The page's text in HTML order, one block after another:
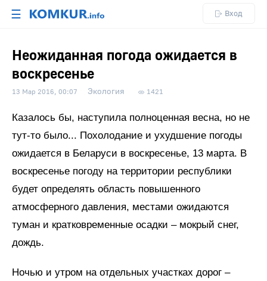
☰ Вход
Неожиданная погода ожидается в
воскресенье
13 Мар 2016, 00:07 Экология 1421
Казалось бы, наступила полноценная весна, но не
тут-то было... Похолодание и ухудшение погоды
ожидается в Беларуси в воскресенье, 13 марта. В
воскресенье погоду на территории республики
будет определять область повышенного
атмосферного давления, местами ожидаются
туман и кратковременные осадки – мокрый снег,
дождь.
Ночью и утром на отдельных участках дорог –